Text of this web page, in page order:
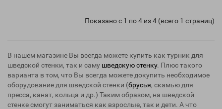
Показано с 1 по 4 из 4 (всего 1 страниц)
В нашем магазине Вы всегда можете купить как турник для
шведской стенки, так и саму шведскую стенку. Плюс такого
варианта в том, что Вы всегда можете докупить необходимое
оборудование для шведской стенки (брусья, скамью для
пресса, канат, кольца и др.) Таким образом, на шведской
стенке смогут заниматься как взрослые, так и дети. А что